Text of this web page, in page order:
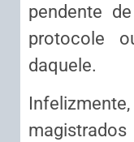
pendente
protocole
daquele.